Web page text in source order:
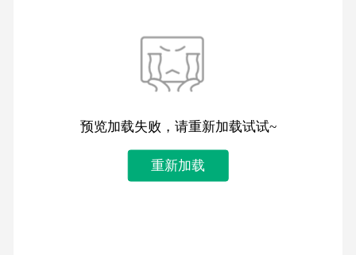
预览加载失败，请重新加载试试~
重新加载